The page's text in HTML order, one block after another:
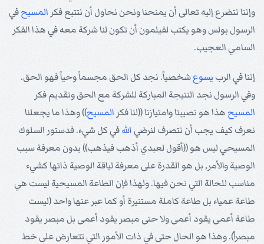
وإننا نتضرع إليه تعالى أن يمنحنا ونحن نحاول أن نتتبع فكر المسيحفي
الرسول بولس وهو يكتب لفيلمون أن تكون لنا شركة معه في هذا الفكر
السامي العجيب.
إننا في الرب يسوعشخصياً. نجد كل الحق مجسماً وحياً فهو الحق.
وفي الرسول نجد النتيجة المباركة للشركة مع الحق وتقديم فكر
المسيحهذا هو نصيبنا وامتيازنا ((لنا فكر المسيح)) وهذا ما يجعلنا
نعرف كيف يجب أن نتصرف لنرضي اللهفي كل شيء. فدستور السلوك
المسيحي ليس هو ((أقول لعبدي أذهب فيذهب)) بدون معرفة سبب
الوصية والأمر, بل هو القدرة على معرفة لياقة الوصية ذاتها كشيء
مناسب للحالة التي نحن فيها. ولهذا فإن الطاعة المسيحية ليست هي
طاعة عمياء بل طاعة كاملة مستنيرة أو كما عبر عنها واحد (ليست
طاعة أعمى يقود أعمى ولا حتى مبصر يقود أعمى بل مبصر يقود
مبصراً). وهذا هو الحال حتى في ذات الأمور التي تتعارض على خط